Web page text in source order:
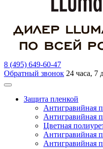
8 (495) 649-60-47
Обратный звонок 24 часа, 7
Защита пленкой
Антигравийная
Антигравийная
Цветная
Антигравийная
Антигравийная